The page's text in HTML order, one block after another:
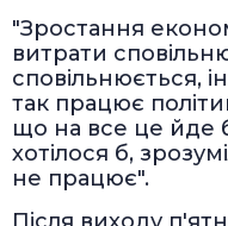
"Зростання
витрати
сповільнюється,
так працює
що на все це йде
хотілося б,
не працює".